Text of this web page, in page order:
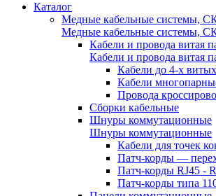
Каталог
Медные кабельные системы,
Медные кабельные системы,
Кабели и провода витая
Кабели и провода витая
Кабели до 4-х
Кабели
Провода
Сборки кабельные
Шнуры коммутационные
Шнуры коммутационные
Кабели для точек
Патч-корды —
Патч-корды RJ45 -
Патч-корды типа